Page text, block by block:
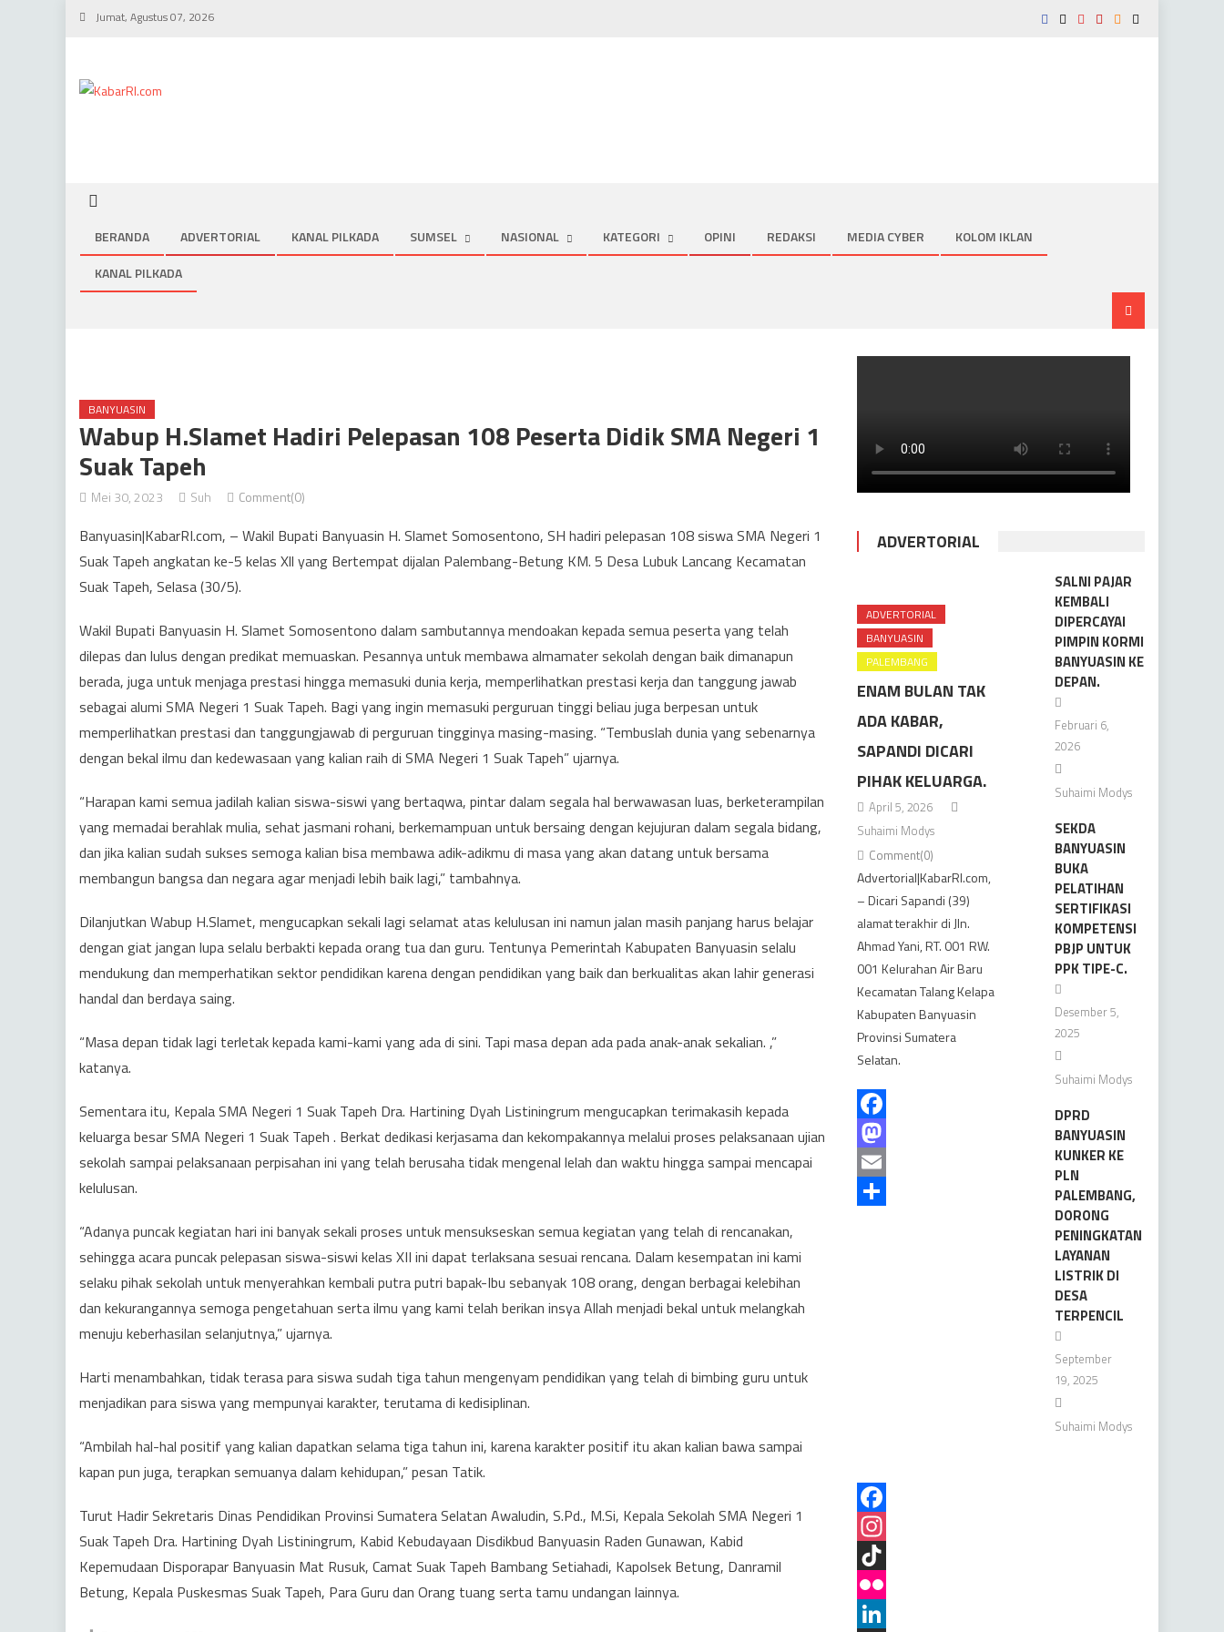
Skip
Jumat, Agustus 07, 2026
BERANDA ADVERTORIAL KANAL PILKADA SUMSEL NASIONAL KATEGORI OPINI REDAKSI MEDIA CYBER
KOLOM IKLAN
KANAL PILKADA
BANYUASIN
Wabup H.Slamet Hadiri Pelepasan 108 Peserta Didik SMA Negeri 1
Suak Tapeh
Mei 30, 2023 Suh Comment(0)
Banyuasin|KabarRI.com, – Wakil Bupati Banyuasin H. Slamet Somosentono, SH hadiri pelepasan 108 siswa SMA Negeri 1
Suak Tapeh angkatan ke-5 kelas Xll yang Bertempat dijalan Palembang-Betung KM. 5 Desa Lubuk Lancang Kecamatan
Suak Tapeh, Selasa (30/5).
Wakil Bupati Banyuasin H. Slamet Somosentono dalam sambutannya mendoakan kepada semua peserta yang telah
dilepas dan lulus dengan predikat memuaskan. Pesannya untuk membawa almamater sekolah dengan baik dimanapun
berada, juga untuk menjaga prestasi hingga memasuki dunia kerja, memperlihatkan prestasi kerja dan tanggung jawab
sebagai alumi SMA Negeri 1 Suak Tapeh. Bagi yang ingin memasuki perguruan tinggi beliau juga berpesan untuk
memperlihatkan prestasi dan tanggungjawab di perguruan tingginya masing-masing. “Tembuslah dunia yang sebenarnya
dengan bekal ilmu dan kedewasaan yang kalian raih di SMA Negeri 1 Suak Tapeh” ujarnya.
“Harapan kami semua jadilah kalian siswa-siswi yang bertaqwa, pintar dalam segala hal berwawasan luas, berketerampilan
yang memadai berahlak mulia, sehat jasmani rohani, berkemampuan untuk bersaing dengan kejujuran dalam segala bidang,
dan jika kalian sudah sukses semoga kalian bisa membawa adik-adikmu di masa yang akan datang untuk bersama
membangun bangsa dan negara agar menjadi lebih baik lagi,” tambahnya.
Dilanjutkan Wabup H.Slamet, mengucapkan sekali lagi selamat atas kelulusan ini namun jalan masih panjang harus belajar
dengan giat jangan lupa selalu berbakti kepada orang tua dan guru. Tentunya Pemerintah Kabupaten Banyuasin selalu
mendukung dan memperhatikan sektor pendidikan karena dengan pendidikan yang baik dan berkualitas akan lahir generasi
handal dan berdaya saing.
“Masa depan tidak lagi terletak kepada kami-kami yang ada di sini. Tapi masa depan ada pada anak-anak sekalian. ,”
katanya.
Sementara itu, Kepala SMA Negeri 1 Suak Tapeh Dra. Hartining Dyah Listiningrum mengucapkan terimakasih kepada
keluarga besar SMA Negeri 1 Suak Tapeh . Berkat dedikasi kerjasama dan kekompakannya melalui proses pelaksanaan ujian
sekolah sampai pelaksanaan perpisahan ini yang telah berusaha tidak mengenal lelah dan waktu hingga sampai mencapai
kelulusan.
“Adanya puncak kegiatan hari ini banyak sekali proses untuk mensukseskan semua kegiatan yang telah di rencanakan,
sehingga acara puncak pelepasan siswa-siswi kelas XII ini dapat terlaksana sesuai rencana. Dalam kesempatan ini kami
selaku pihak sekolah untuk menyerahkan kembali putra putri bapak-Ibu sebanyak 108 orang, dengan berbagai kelebihan
dan kekurangannya semoga pengetahuan serta ilmu yang kami telah berikan insya Allah menjadi bekal untuk melangkah
menuju keberhasilan selanjutnya,” ujarnya.
Harti menambahkan, tidak terasa para siswa sudah tiga tahun mengenyam pendidikan yang telah di bimbing guru untuk
menjadikan para siswa yang mempunyai karakter, terutama di kedisiplinan.
“Ambilah hal-hal positif yang kalian dapatkan selama tiga tahun ini, karena karakter positif itu akan kalian bawa sampai
kapan pun juga, terapkan semuanya dalam kehidupan,” pesan Tatik.
Turut Hadir Sekretaris Dinas Pendidikan Provinsi Sumatera Selatan Awaludin, S.Pd., M.Si, Kepala Sekolah SMA Negeri 1
Suak Tapeh Dra. Hartining Dyah Listiningrum, Kabid Kebudayaan Disdikbud Banyuasin Raden Gunawan, Kabid
Kepemudaan Disporapar Banyuasin Mat Rusuk, Camat Suak Tapeh Bambang Setiahadi, Kapolsek Betung, Danramil
Betung, Kepala Puskesmas Suak Tapeh, Para Guru dan Orang tuang serta tamu undangan lainnya.
ADVERTORIAL
ADVERTORIAL
BANYUASIN
PALEMBANG
ENAM BULAN TAK
ADA KABAR,
SAPANDI DICARI
PIHAK KELUARGA.
April 5, 2026
Suhaimi Modys
Comment(0)
Advertorial|KabarRI.com,
– Dicari Sapandi (39)
alamat terakhir di Jln.
Ahmad Yani, RT. 001 RW.
001 Kelurahan Air Baru
Kecamatan Talang Kelapa
Kabupaten Banyuasin
Provinsi Sumatera
Selatan.
Facebook
Mastodon
Email
SALNI PAJAR
KEMBALI
DIPERCAYAI
PIMPIN KORMI
BANYUASIN KE
DEPAN.
Februari 6,
2026
Suhaimi Modys
SEKDA
BANYUASIN
BUKA
PELATIHAN
SERTIFIKASI
KOMPETENSI
PBJP UNTUK
PPK TIPE-C.
Desember 5,
2025
Suhaimi Modys
DPRD
BANYUASIN
KUNKER KE
PLN
PALEMBANG,
DORONG
PENINGKATAN
LAYANAN
LISTRIK DI
DESA
TERPENCIL
September
19, 2025
Suhaimi Modys
Facebook
Instagram
TikTok
Flickr